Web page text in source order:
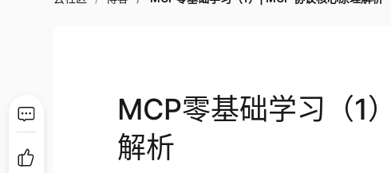
MCP零基础学习（1
解析